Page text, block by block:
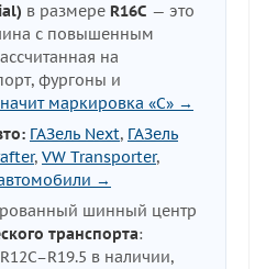
в размере R16C — это
с повышенным
на
фургоны и
маркировка «C» →
ГАЗель Next, ГАЗель
, VW Transporter,
→
шинный центр
транспорта:
в наличии,